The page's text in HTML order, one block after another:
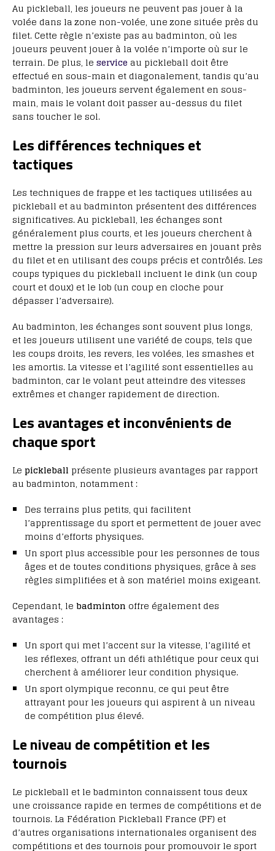
Au pickleball, les joueurs ne peuvent pas jouer à la
volée dans la zone non-volée, une zone située près du
filet. Cette règle n’existe pas au badminton, où les
joueurs peuvent jouer à la volée n’importe où sur le
terrain. De plus, le service au pickleball doit être
effectué en sous-main et diagonalement, tandis qu’au
badminton, les joueurs servent également en sous-
main, mais le volant doit passer au-dessus du filet
sans toucher le sol.
Les différences techniques et
tactiques
Les techniques de frappe et les tactiques utilisées au
pickleball et au badminton présentent des différences
significatives. Au pickleball, les échanges sont
généralement plus courts, et les joueurs cherchent à
mettre la pression sur leurs adversaires en jouant près
du filet et en utilisant des coups précis et contrôlés. Les
coups typiques du pickleball incluent le dink (un coup
court et doux) et le lob (un coup en cloche pour
dépasser l’adversaire).
Au badminton, les échanges sont souvent plus longs,
et les joueurs utilisent une variété de coups, tels que
les coups droits, les revers, les volées, les smashes et
les amortis. La vitesse et l’agilité sont essentielles au
badminton, car le volant peut atteindre des vitesses
extrêmes et changer rapidement de direction.
Les avantages et inconvénients de
chaque sport
Le pickleball présente plusieurs avantages par rapport
au badminton, notamment :
Des terrains plus petits, qui facilitent
l’apprentissage du sport et permettent de jouer avec
moins d’efforts physiques.
Un sport plus accessible pour les personnes de tous
âges et de toutes conditions physiques, grâce à ses
règles simplifiées et à son matériel moins exigeant.
Cependant, le badminton offre également des
avantages :
Un sport qui met l’accent sur la vitesse, l’agilité et
les réflexes, offrant un défi athlétique pour ceux qui
cherchent à améliorer leur condition physique.
Un sport olympique reconnu, ce qui peut être
attrayant pour les joueurs qui aspirent à un niveau
de compétition plus élevé.
Le niveau de compétition et les
tournois
Le pickleball et le badminton connaissent tous deux
une croissance rapide en termes de compétitions et de
tournois. La Fédération Pickleball France (PF) et
d’autres organisations internationales organisent des
compétitions et des tournois pour promouvoir le sport